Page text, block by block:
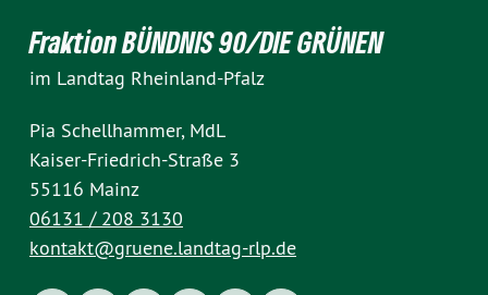
Fraktion BÜNDNIS 90/DIE GRÜNEN
im Landtag Rheinland-Pfalz
Pia Schellhammer, MdL
Kaiser-Friedrich-Straße 3
55116 Mainz
06131 / 208 3130
kontakt@gruene.landtag-rlp.de